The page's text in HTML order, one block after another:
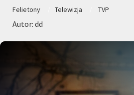
Felietony Telewizja TVP
Autor: dd